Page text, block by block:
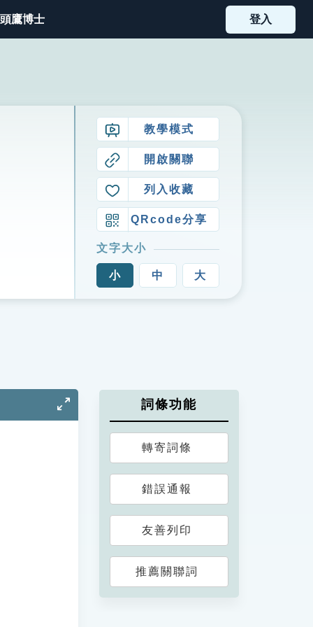
鷹博士 登入
教學模式
開啟關聯
列入收藏
QRcode分享
文字大小
小 中 大
詞條功能
轉寄詞條
錯誤通報
友善列印
推薦關聯詞